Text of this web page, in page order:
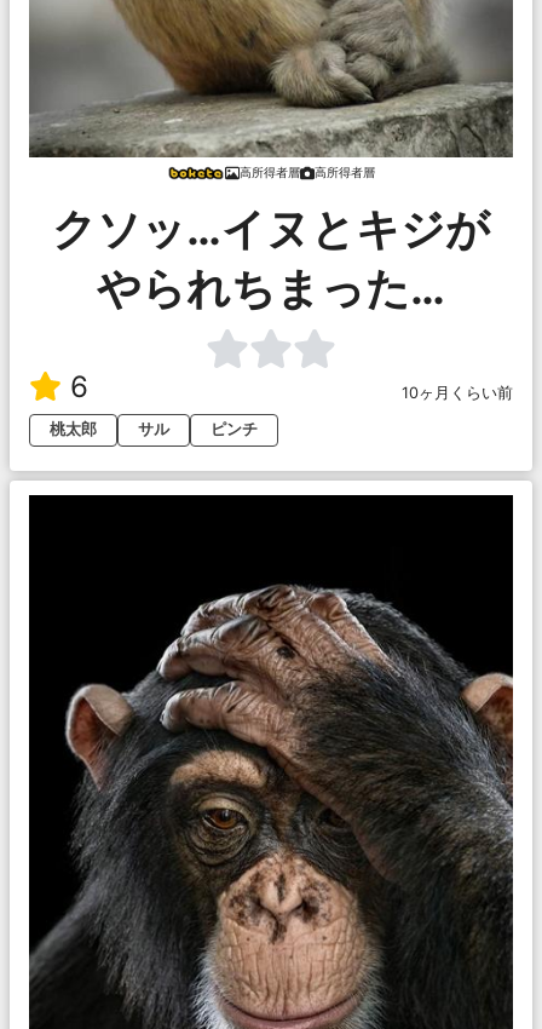
高所得者層 高所得者層
クソッ…イヌとキジが
やられちまった…
6
10ヶ月くらい前
桃太郎
サル ピンチ